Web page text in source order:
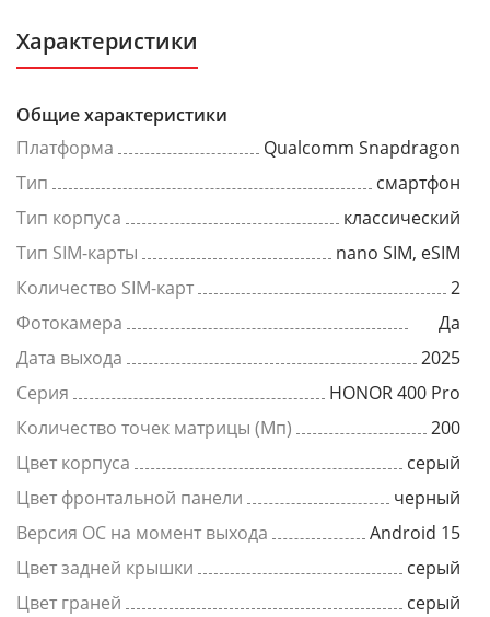
Характеристики
Общие характеристики
Платформа
Qualcomm Snapdragon
Тип
смартфон
Тип корпуса
классический
Тип SIM-карты
nano SIM, eSIM
Количество SIM-карт
2
Фотокамера
Да
Дата выхода
2025
Серия
HONOR 400 Pro
Количество точек матрицы (Мп)
200
Цвет корпуса
серый
Цвет фронтальной панели
черный
Версия ОС на момент выхода
Android 15
Цвет задней крышки
серый
Цвет граней
серый